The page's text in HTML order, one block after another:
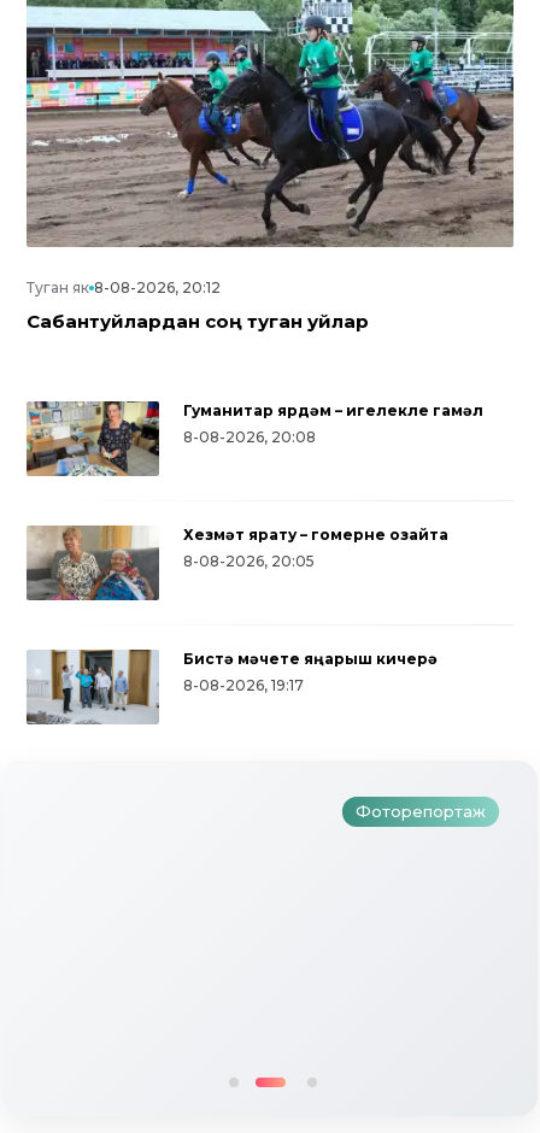
Туган як 8-08-2026, 20:12
Сабантуйлардан соң туган уйлар
Гуманитар ярдәм – игелекле гамәл
8-08-2026, 20:08
Хезмәт ярату – гомерне озайта
8-08-2026, 20:05
Бистә мәчете яңарыш кичерә
8-08-2026, 19:17
Фоторепортаж
Дуслык, милли ризыклар, халык
уеннары: түбәнкамалылар Нәүрүз
бәйрәмен зурлап үткәрделәр